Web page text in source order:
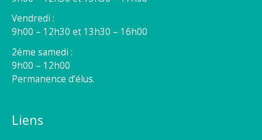
Vendredi :
9h00 – 12h30 et 13h30 – 16h00
2éme samedi :
9h00 – 12h00
Permanence d’élus.
Liens